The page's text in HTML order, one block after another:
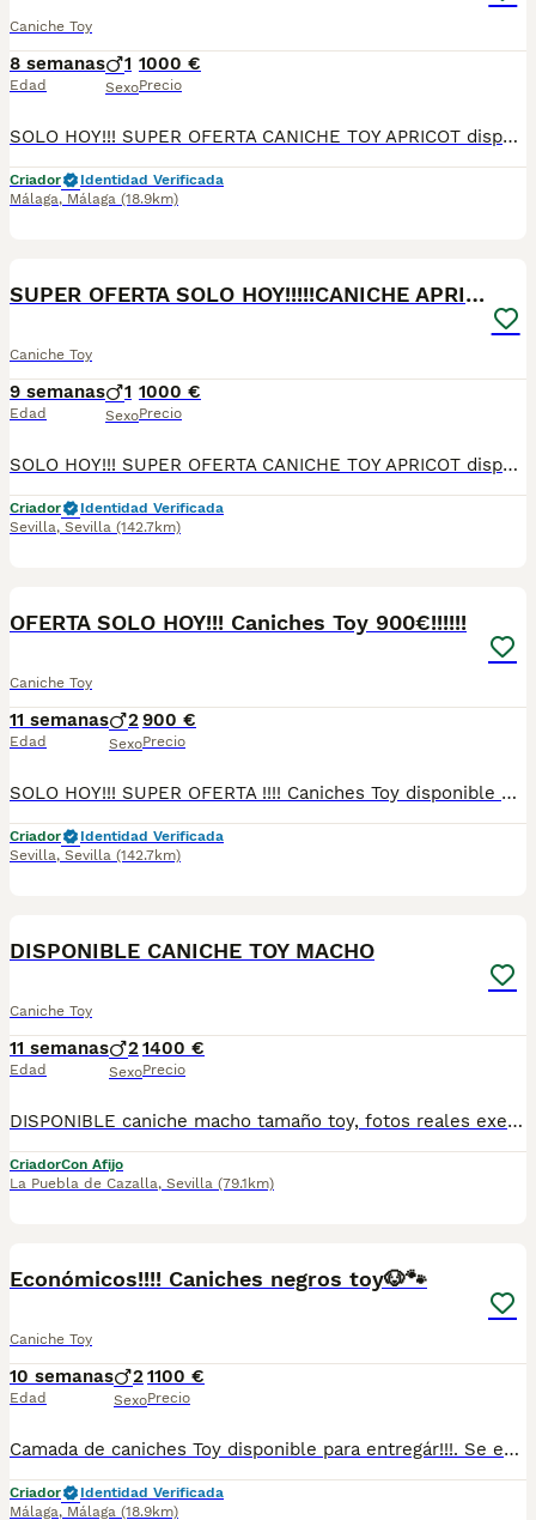
Caniche Toy
8 semanas
Edad
1
Sexo
1000 €
Precio
SOLO HOY!!! SUPER OFERTA CANICHE TOY APRICOT disponible para entregar . Se encuentra en Sevilla,tambien disponemos de transporte. Vacunada,desparasitada y con la cartilla adecuada a su edad. Pregunten sin compromiso
Criador
Identidad Verificada
Málaga, Málaga (18.9km)
SUPER OFERTA SOLO HOY!!!!!CANICHE APRICOT TOY
Caniche Toy
9 semanas
Edad
1
Sexo
1000 €
Precio
SOLO HOY!!! SUPER OFERTA CANICHE TOY APRICOT disponible para entregar . Se encuentra en Sevilla,tambien disponemos de transporte. Vacunada,desparasitada y con la cartilla adecuada a su edad. Pregunten sin compromiso
Criador
Identidad Verificada
Sevilla, Sevilla (142.7km)
OFERTA SOLO HOY!!! Caniches Toy 900€!!!!!!
Caniche Toy
11 semanas
Edad
2
Sexo
900 €
Precio
SOLO HOY!!! SUPER OFERTA !!!! Caniches Toy disponible para entregar . Se encuentra en Sevilla,tambien disponemos de transporte. Vacunada,desparasitada y con la cartilla adecuada a su edad. Pregunten sin compromiso
Criador
Identidad Verificada
Sevilla, Sevilla (142.7km)
DISPONIBLE CANICHE TOY MACHO
Caniche Toy
11 semanas
Edad
2
Sexo
1400 €
Precio
DISPONIBLE caniche macho tamaño toy, fotos reales exelente linea. criado en ambiente familiar muy cariñoso y jugueton se entrega con cartilla veterinaria desparacitado con sus vacunas correspondiente a su eda y enseñado hacer sus necesidades en empapadera. muy sociable con otras razas. Nos encontramos en sevilla se realizan envíos a cualquier parte de España más información por WhatsApp o llamadas 602 21 21 86
CriadorCon Afijo
La Puebla de Cazalla, Sevilla (79.1km)
Económicos!!!! Caniches negros toy🐶🐾
Caniche Toy
10 semanas
Edad
2
Sexo
1100 €
Precio
Camada de caniches Toy disponible para entregár!!!. Se entrega con toda la documentación al día, vacunados desparasitados y con la cartilla adecuada a su edad . Nuestros cachorros están criados con mucho amor y mimos en ambiente familiar. Súper sociables y cariñosos. Se encuentran en Sevilla,también disponemos de transporte . Cualquier duda pregunten sin compromiso ☺️
Criador
Identidad Verificada
Málaga, Málaga (18.9km)